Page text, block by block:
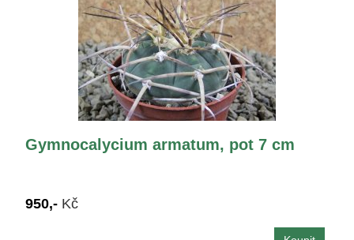
Gymnocalycium armatum, pot 7 cm
950,- Kč